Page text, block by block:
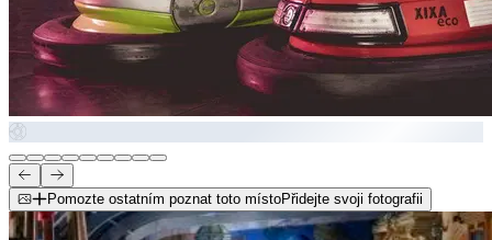
Pomozte ostatním poznat toto místoPřidejte svoji fotografii